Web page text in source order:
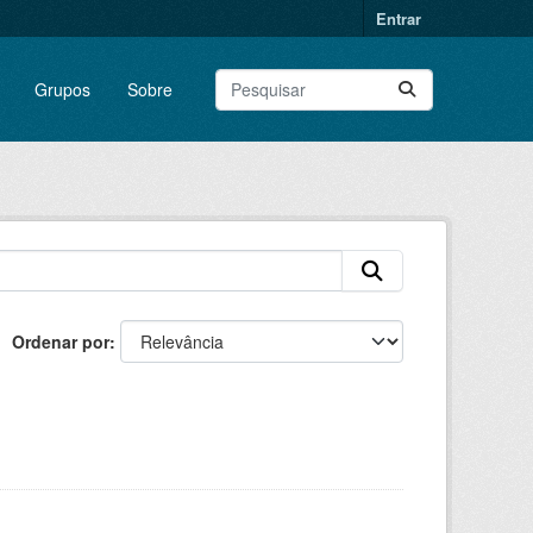
Entrar
Grupos Sobre
Ordenar por